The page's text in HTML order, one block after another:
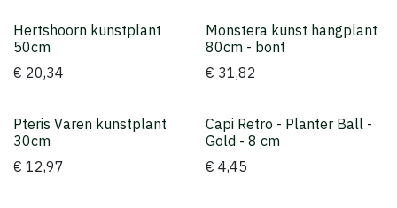
Hertshoorn kunstplant
50cm
€ 20,34
Monstera kunst hangplant
80cm - bont
€ 31,82
Pteris Varen kunstplant
30cm
€ 12,97
Capi Retro - Planter Ball -
Gold - 8 cm
€ 4,45